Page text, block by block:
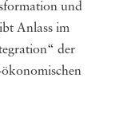
und
Anlass im
der